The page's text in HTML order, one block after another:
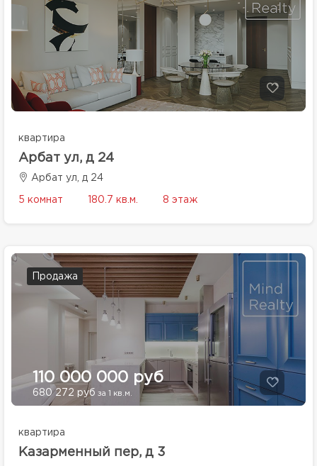
квартира
Арбат ул, д 24
Арбат ул, д 24
5 комнат 180.7 кв.м. 8 этаж
Продажа
110 000 000 руб
680 272 руб за 1 кв.м.
квартира
Казарменный пер, д 3